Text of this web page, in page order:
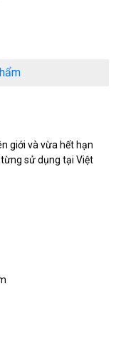
giới và vừa hết hạn
sử dụng tại Việt